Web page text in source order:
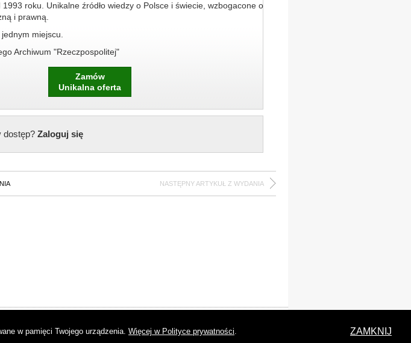
1993 roku. Unikalne źródło wiedzy o Polsce i świecie, wzbogacone o
i prawną.
miejscu.
Archiwum "Rzeczpospolitej"
Zamów
Unikalna oferta
dostęp?Zaloguj się
NASTĘPNY ARTYKUŁ Z WYDANIA
w pamięci Twojego urządzenia. Więcej w Polityce prywatności. ZAMKNIJ